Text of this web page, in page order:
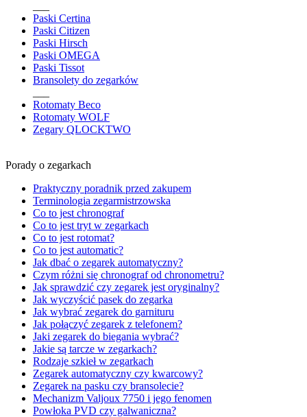
Paski Certina
Paski Citizen
Paski Hirsch
Paski OMEGA
Paski Tissot
Bransolety do zegarków
Rotomaty Beco
Rotomaty WOLF
Zegary QLOCKTWO
Porady o zegarkach
Praktyczny poradnik przed zakupem
Terminologia zegarmistrzowska
Co to jest chronograf
Co to jest tryt w zegarkach
Co to jest rotomat?
Co to jest automatic?
Jak dbać o zegarek automatyczny?
Czym różni się chronograf od chronometru?
Jak sprawdzić czy zegarek jest oryginalny?
Jak wyczyścić pasek do zegarka
Jak wybrać zegarek do garnituru
Jak połączyć zegarek z telefonem?
Jaki zegarek do biegania wybrać?
Jakie są tarcze w zegarkach?
Rodzaje szkieł w zegarkach
Zegarek automatyczny czy kwarcowy?
Zegarek na pasku czy bransolecie?
Mechanizm Valjoux 7750 i jego fenomen
Powłoka PVD czy galwaniczna?